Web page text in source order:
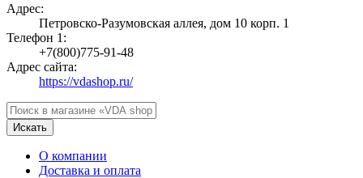
Адрес:
Петровско-Разумовская аллея, дом 10 корп. 1
Телефон 1:
+7(800)775-91-48
Адрес сайта:
https://vdashop.ru/
Искать
О компании
Доставка и оплата